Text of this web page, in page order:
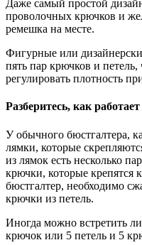
Даже самый простой
проволочных крючков и
ремешка на месте.
Фигурные или
пять пар крючков и
регулировать плотность
Разберитесь, как
У обычного бюстгалтера,
лямки, которые
из лямок есть несколько
крючки, которые крепятся
бюстгалтер, необходимо
крючки из петель.
Иногда можно встретить
крючок или 5 петель и 5